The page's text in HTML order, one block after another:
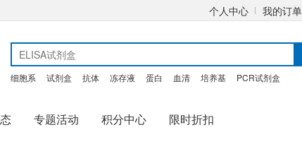
个人中心 我的订单
细胞系 试剂盒 抗体 冻存液 蛋白 血清 培养基 PCR试剂盒
专题活动 积分中心 限时折扣